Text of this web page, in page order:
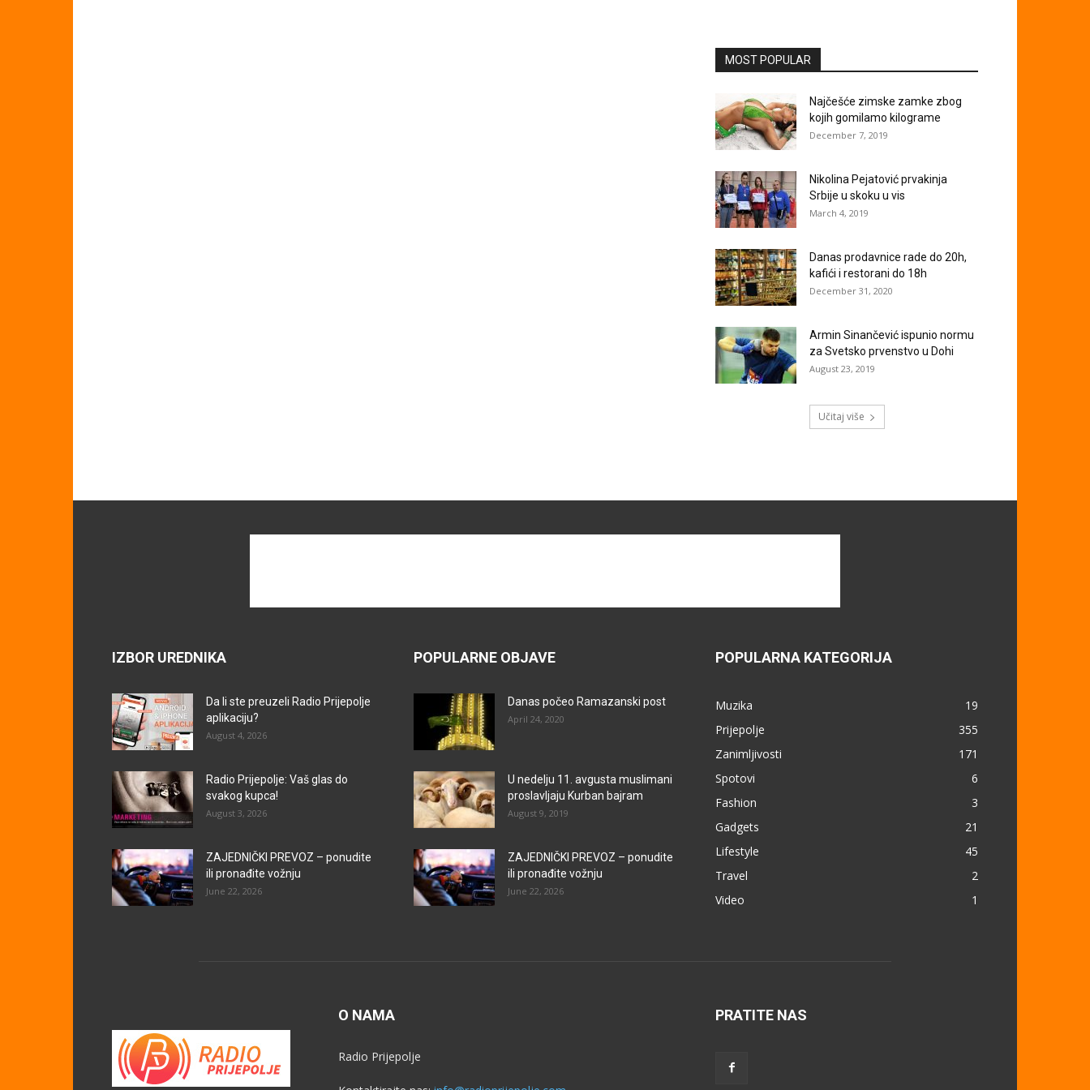
MOST POPULAR
Najčešće zimske zamke zbog
kojih gomilamo kilograme
December 7, 2019
Nikolina Pejatović prvakinja
Srbije u skoku u vis
March 4, 2019
Danas prodavnice rade do 20h,
kafići i restorani do 18h
December 31, 2020
Armin Sinančević ispunio normu
za Svetsko prvenstvo u Dohi
August 23, 2019
Učitaj više
IZBOR UREDNIKA
Da li ste preuzeli Radio Prijepolje
aplikaciju?
August 4, 2026
Radio Prijepolje: Vaš glas do
svakog kupca!
August 3, 2026
ZAJEDNIČKI PREVOZ – ponudite
ili pronađite vožnju
June 22, 2026
POPULARNE OBJAVE
Danas počeo Ramazanski post
April 24, 2020
U nedelju 11. avgusta muslimani
proslavljaju Kurban bajram
August 9, 2019
ZAJEDNIČKI PREVOZ – ponudite
ili pronađite vožnju
June 22, 2026
POPULARNA KATEGORIJA
Muzika
19
Prijepolje
355
Zanimljivosti
171
Spotovi
6
Fashion
3
Gadgets
21
Lifestyle
45
Travel
2
Video
1
O NAMA
Radio Prijepolje
PRATITE NAS